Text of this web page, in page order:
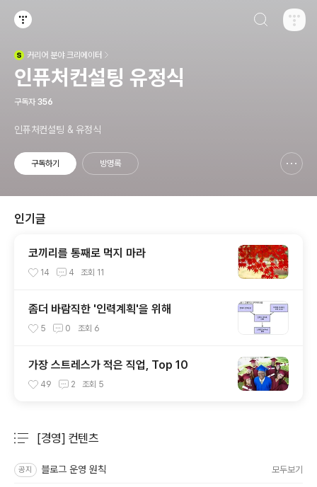
커리어 분야 크리에이터
인퓨처컨설팅 유정식
구독자 356
인퓨처컨설팅 & 유정식
구독하기 방명록
인기글
코끼리를 통째로 먹지 마라
14 4 조회 11
좀더 바람직한 '인력계획'을 위해
5 0 조회 6
가장 스트레스가 적은 직업, Top 10
49 2 조회 5
[경영] 컨텐츠
공지 블로그 운영 원칙 모두보기